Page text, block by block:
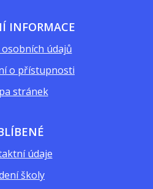
INFORMACE
údajů
o přístupnosti
stránek
údaje
školy